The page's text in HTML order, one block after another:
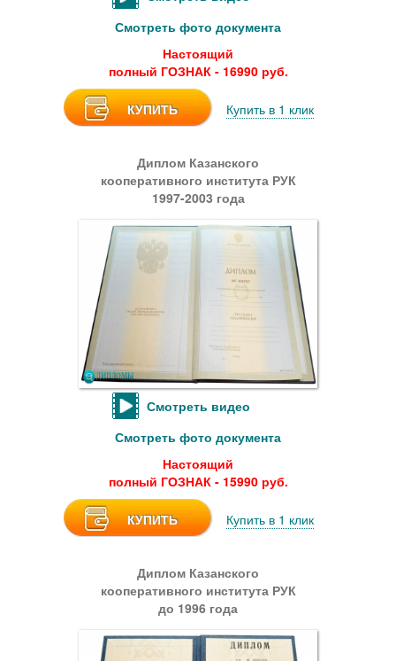
Смотреть фото документа
Настоящий
полный ГОЗНАК - 16990 руб.
КУПИТЬ Купить в 1 клик
Диплом Казанского
кооперативного института РУК
1997-2003 года
Смотреть видео
Смотреть фото документа
Настоящий
полный ГОЗНАК - 15990 руб.
КУПИТЬ Купить в 1 клик
Диплом Казанского
кооперативного института РУК
до 1996 года